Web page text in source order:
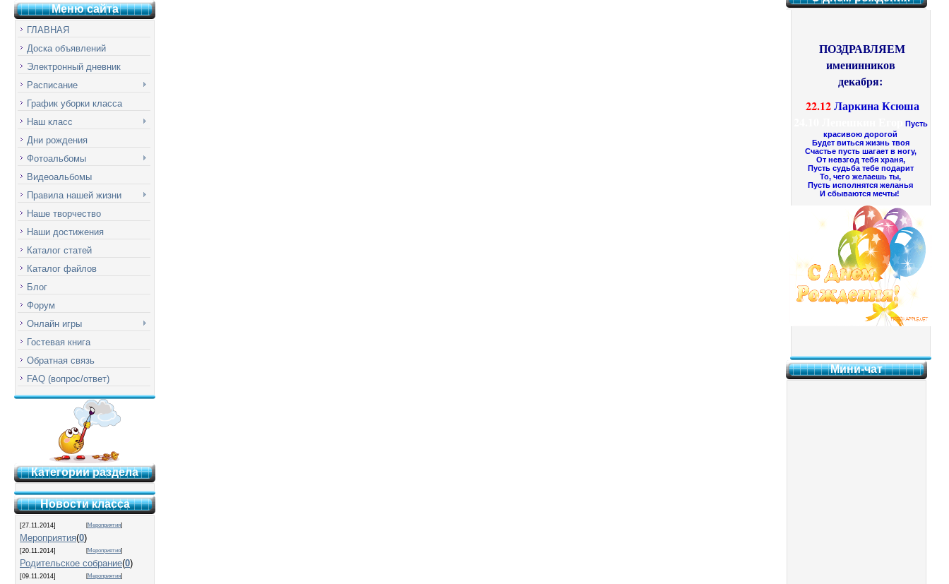
Меню сайта
ГЛАВНАЯ
Доска объявлений
Электронный дневник
Расписание
График уборки класса
Наш класс
Дни рождения
Фотоальбомы
Видеоальбомы
Правила нашей жизни
Наше творчество
Наши достижения
Каталог статей
Каталог файлов
Блог
Форум
Онлайн игры
Гостевая книга
Обратная связь
FAQ (вопрос/ответ)
Категории раздела
Новости класса
[27.11.2014] [Мероприятия]
Мероприятия(0)
[20.11.2014] [Мероприятия]
Родительское собрание(0)
[09.11.2014] [Мероприятия]
ПОЗДРАВЛЯЕМ
именинников
декабря:
22.12Ларкина Ксюша
Пусть
красивою дорогой
Будет виться жизнь твоя
Счастье пусть шагает в ногу,
От невзгод тебя храня,
Пусть судьба тебе подарит
То, чего желаешь ты,
Пусть исполнятся желанья
И сбываются мечты!
Мини-чат